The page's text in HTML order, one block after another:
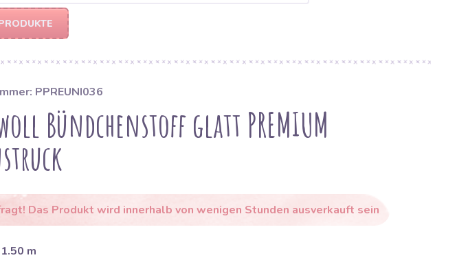
PPREUNI036
Bündchenstoff glatt PREMIUM
Das Produkt wird innerhalb von wenigen Stunden ausverkauft sein
1.50 m